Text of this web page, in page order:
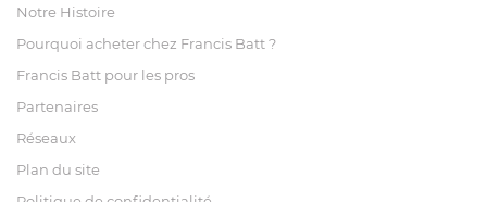
Notre Histoire
Pourquoi acheter chez Francis Batt ?
Francis Batt pour les pros
Partenaires
Réseaux
Plan du site